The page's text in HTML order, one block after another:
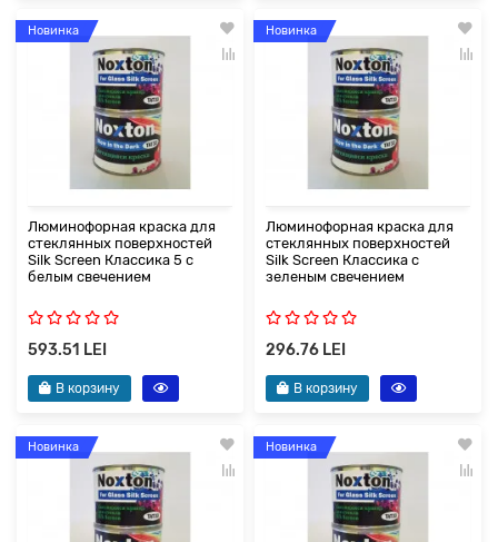
Новинка
Люминофорная краска для
стеклянных поверхностей
Silk Screen Классика 5 с
белым свечением
593.51 LEI
В корзину
Новинка
Люминофорная краска для
стеклянных поверхностей
Silk Screen Классика с
зеленым свечением
296.76 LEI
В корзину
Новинка Новинка